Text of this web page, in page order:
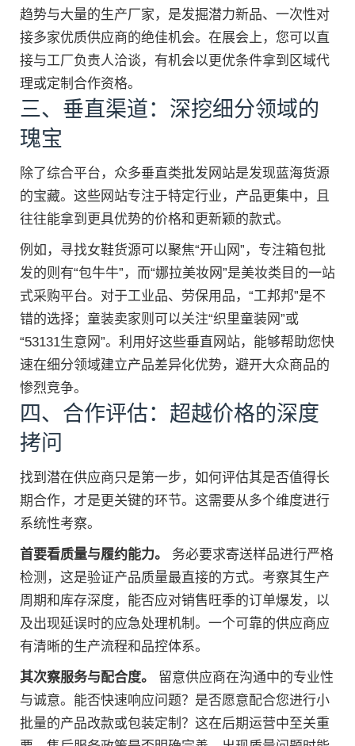
趋势与大量的生产厂家，是发掘潜力新品、一次性对
接多家优质供应商的绝佳机会。在展会上，您可以直
接与工厂负责人洽谈，有机会以更优条件拿到区域代
理或定制合作资格。
三、垂直渠道：深挖细分领域的
瑰宝
除了综合平台，众多垂直类批发网站是发现蓝海货源
的宝藏。这些网站专注于特定行业，产品更集中，且
往往能拿到更具优势的价格和更新颖的款式。
例如，寻找女鞋货源可以聚焦“开山网”，专注箱包批
发的则有“包牛牛”，而“娜拉美妆网”是美妆类目的一站
式采购平台。对于工业品、劳保用品，“工邦邦”是不
错的选择；童装卖家则可以关注“织里童装网”或
“53131生意网”。利用好这些垂直网站，能够帮助您快
速在细分领域建立产品差异化优势，避开大众商品的
惨烈竞争。
四、合作评估：超越价格的深度
拷问
找到潜在供应商只是第一步，如何评估其是否值得长
期合作，才是更关键的环节。这需要从多个维度进行
系统性考察。
首要看质量与履约能力。
务必要求寄送样品进行严格
检测，这是验证产品质量最直接的方式。考察其生产
周期和库存深度，能否应对销售旺季的订单爆发，以
及出现延误时的应急处理机制。一个可靠的供应商应
有清晰的生产流程和品控体系。
其次察服务与配合度。
留意供应商在沟通中的专业性
与诚意。能否快速响应问题？是否愿意配合您进行小
批量的产品改款或包装定制？这在后期运营中至关重